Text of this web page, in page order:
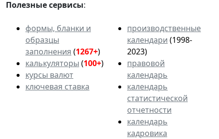
Полезные сервисы:
формы, бланки и
образцы
заполнения (1267+)
калькуляторы (100+)
курсы валют
ключевая ставка
производственные
календари (1998-
2023)
правовой
календарь
календарь
статистической
отчетности
календарь
кадровика